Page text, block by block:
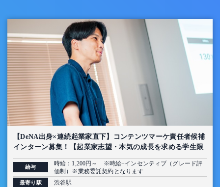
【DeNA出身×連続起業家直下】コンテンツマーケ責任者候補
インターン募集！【起業家志望・本気の成長を求める学生限
定】
給与
時給：1,200円～ ※時給+インセンティブ（グレード評
価制）※業務委託契約となります
最寄り駅 渋谷駅